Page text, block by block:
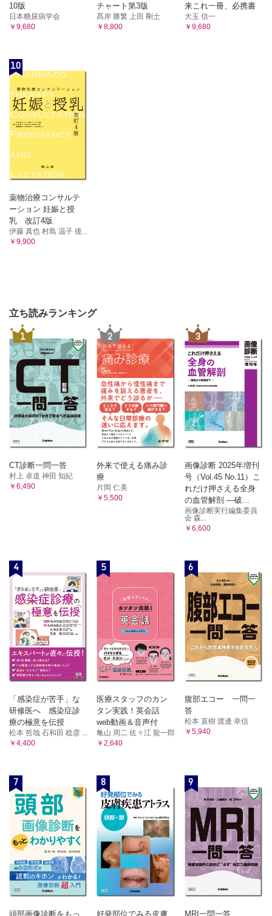
10版
日本糖尿病学会
￥9,680
チャート第3版
髙岸 勝繁 上田 剛士
￥8,800
来これ一冊、必携書
大玉 信一
￥9,680
10
薬物治療コンサルテ
ーション 妊娠と授
乳 改訂4版
伊藤 真也 村島 温子 後...
￥9,900
立ち読みランキング
1
CT診断一問一答
村上 卓道 神田 知紀
￥6,490
2
外来で使える痛み診
療
片岡 仁美
￥5,500
3
画像診断 2025年増刊
号（Vol.45 No.11）こ
れだけ押さえる全身
の血管解剖 ―破...
画像診断実行編集委員
会 森...
￥6,600
4
「感染症が苦手」な
研修医へ 感染症診
療の極意を伝授
松本 哲哉 石和田 稔彦 ...
￥4,400
5
医療スタッフのカン
タン実践！英会話
web動画＆音声付
亀山 周二 佐々江 龍一郎
￥2,640
6
腹部エコー 一問一
答
松本 直樹 渡邊 幸信
￥5,940
7
頭部画像診断をもっ
8
好発部位でみる皮膚
9
MRI一問一答